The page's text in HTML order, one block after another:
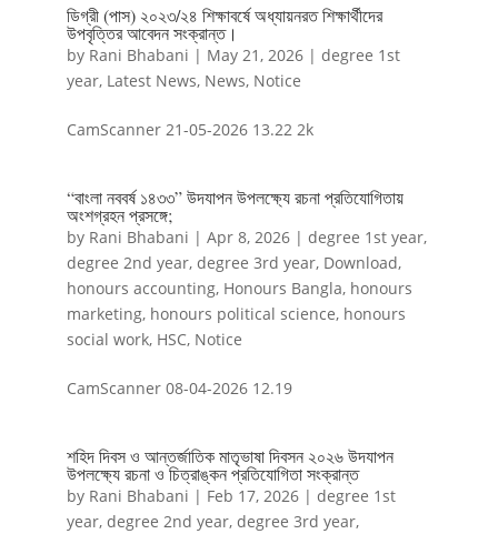
ডিগ্রী (পাস) ২০২৩/২৪ শিক্ষাবর্ষে অধ্যায়নরত শিক্ষার্থীদের
উপবৃত্তির আবেদন সংক্রান্ত।
by Rani Bhabani | May 21, 2026| degree 1st
year, Latest News, News, Notice
CamScanner 21-05-2026 13.22 2k
“বাংলা নববর্ষ ১৪৩৩” উদযাপন উপলক্ষ্যে রচনা প্রতিযোগিতায়
অংশগ্রহন প্রসঙ্গে;
by Rani Bhabani | Apr 8, 2026| degree 1st year,
degree 2nd year, degree 3rd year, Download,
honours accounting, Honours Bangla, honours
marketing, honours political science, honours
social work, HSC, Notice
CamScanner 08-04-2026 12.19
শহিদ দিবস ও আন্তর্জাতিক মাতৃভাষা দিবসন ২০২৬ উদযাপন
উপলক্ষ্যে রচনা ও চিত্রাঙ্কন প্রতিযোগিতা সংক্রান্ত
by Rani Bhabani | Feb 17, 2026| degree 1st
year, degree 2nd year, degree 3rd year,